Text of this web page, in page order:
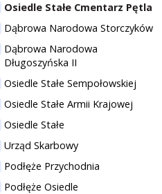
kontrast
Osiedle Stałe Cmentarz Pętla
Dąbrowa Narodowa Storczyków
Dąbrowa Narodowa
Długoszyńska II
Osiedle Stałe Sempołowskiej
Osiedle Stałe Armii Krajowej
Osiedle Stałe
Urząd Skarbowy
Podłęże Przychodnia
Podłęże Osiedle